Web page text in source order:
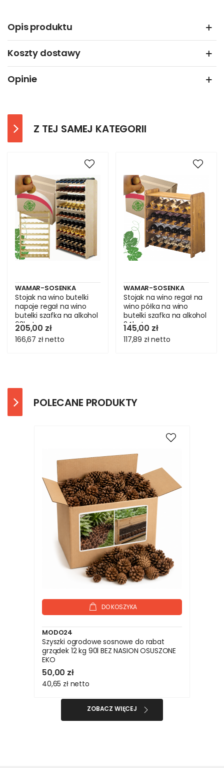
Opis produktu
Koszty dostawy
Opinie
Z TEJ SAMEJ KATEGORII
WAMAR-SOSENKA
Stojak na wino butelki
napoje regał na wino
butelki szafka na alkohol
63but
205,00 zł
166,67 złnetto
WAMAR-SOSENKA
Stojak na wino regał na
wino półka na wino
butelki szafka na alkohol
24but
145,00 zł
117,89 złnetto
POLECANE PRODUKTY
DO KOSZYKA
MODO24
Szyszki ogrodowe sosnowe do rabat
grządek 12 kg 90l BEZ NASION OSUSZONE
EKO
50,00 zł
40,65 zł netto
ZOBACZ WIĘCEJ